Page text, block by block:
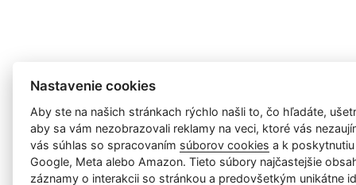
Nastavenie cookies
Aby ste na našich stránkach rýchlo našli to, čo hľadáte,
aby sa vám nezobrazovali reklamy na veci, ktoré vás
vás súhlas so spracovaním súborov cookies a k
Google, Meta alebo Amazon. Tieto súbory najčastejšie
záznamy o interakcii so stránkou a predovšetkým unikátne